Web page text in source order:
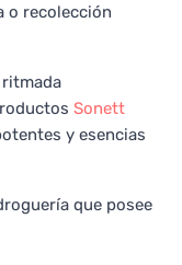
o recolección
ritmada
Sonett
y esencias
que posee